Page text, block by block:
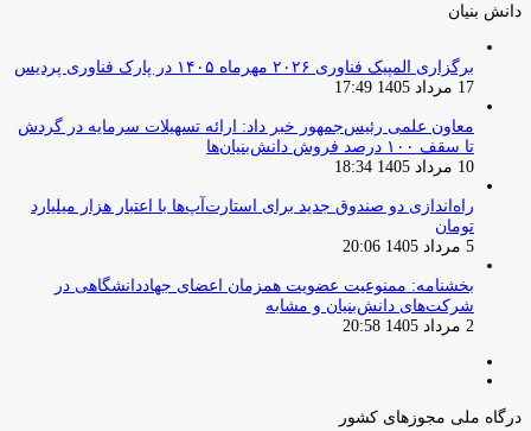
دانش‌ بنیان‌
برگزاری المپیک فناوری ۲۰۲۶ مهرماه ۱۴۰۵ در پارک فناوری پردیس
17 مرداد 1405 17:49
معاون علمی رئیس‌جمهور خبر داد: ارائه تسهیلات سرمایه در گردش
تا سقف ۱۰۰ درصد فروش دانش‌بنیان‌ها
10 مرداد 1405 18:34
راه‌اندازی دو صندوق جدید برای استارت‌آپ‌ها با اعتبار هزار میلیارد
تومان
5 مرداد 1405 20:06
بخشنامه: ممنوعیت عضویت همزمان اعضای جهاددانشگاهی در
شرکت‌های دانش‌بنیان و مشابه
2 مرداد 1405 20:58
درگاه ملی مجوزهای کشور